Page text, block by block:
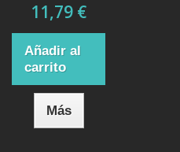
11,79 €
Añadir al
carrito
Más